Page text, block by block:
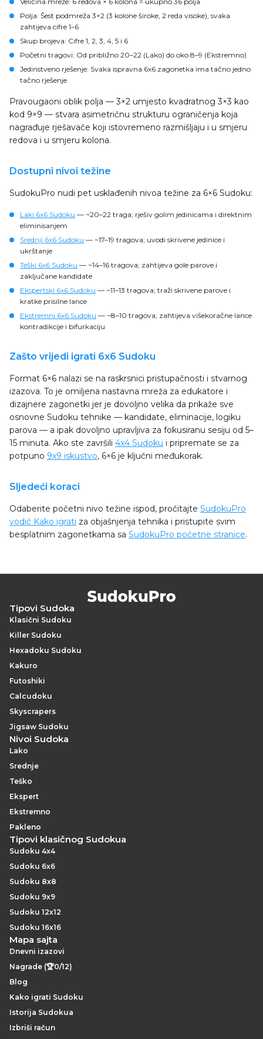
Polja: Šest podmreža 3×2 (3 kolone široke, 2 reda visoke), svaka
zahtijeva cifre 1–6
Skup brojeva: Cifre 1, 2, 3, 4, 5 i 6
Početni tragovi: Od približno 20–22 (Lako) do oko 8–9 (Ekstremno)
Jedinstveno rješenje: Svaka ispravna 6x6 zagonetka ima tačno jedno
tačno rješenje
Pravougaoni oblik polja — 3×2 umjesto kvadratnog 3×3 kao
kod 9×9 — stvara asimetričnu strukturu ograničenja koja
nagrađuje rješavače koji istovremeno razmišljaju i u smjeru
redova i u smjeru kolona.
Dostupni nivoi težine
SudokuPro nudi pet usklađenih nivoa težine za 6×6 Sudoku:
Laki 6x6 Sudoku — ~20–22 traga; rješiv golim jedinicama i direktnim
eliminisanjem
Srednji 6x6 Sudoku — ~17–19 tragova; uvodi skrivene jedinice i
ukrštanje
Teški 6x6 Sudoku — ~14–16 tragova; zahtijeva gole parove i
zaključane kandidate
Ekspertski 6x6 Sudoku — ~11–13 tragova; traži skrivene parove i
kratke prisilne lance
Ekstremni 6x6 Sudoku — ~8–10 tragova; zahtijeva višekoračne lance
kontradikcije i bifurkaciju
Zašto vrijedi igrati 6x6 Sudoku
Format 6×6 nalazi se na raskrsnici pristupačnosti i stvarnog
izazova. To je omiljena nastavna mreža za edukatore i
dizajnere zagonetki jer je dovoljno velika da prikaže sve
osnovne Sudoku tehnike — kandidate, eliminacije, logiku
parova — a ipak dovoljno upravljiva za fokusiranu sesiju od 5–
15 minuta. Ako ste završili 4x4 Sudoku i pripremate se za
potpuno 9x9 iskustvo, 6×6 je ključni međukorak.
Sljedeći koraci
Odaberite početni nivo težine ispod, pročitajte SudokuPro
vodič Kako igrati za objašnjenja tehnika i pristupite svim
besplatnim zagonetkama sa SudokuPro početne stranice.
Tipovi Sudoka
Klasični Sudoku
Killer Sudoku
Hexadoku Sudoku
Kakuro
Futoshiki
Calcudoku
Skyscrapers
Jigsaw Sudoku
Nivoi Sudoka
Lako
Srednje
Teško
Ekspert
Ekstremno
Pakleno
Tipovi klasičnog Sudokua
Sudoku 4x4
Sudoku 6x6
Sudoku 8x8
Sudoku 9x9
Sudoku 12x12
Sudoku 16x16
Mapa sajta
Dnevni izazovi
Nagrade (🏆0/12)
Blog
Kako igrati Sudoku
Istorija Sudokua
Izbriši račun